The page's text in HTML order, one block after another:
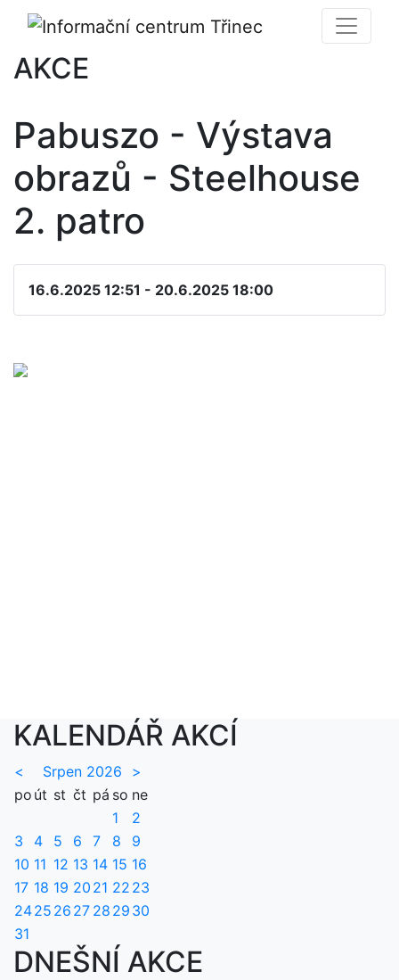
AKCE
Pabuszo - Výstava
obrazů - Steelhouse
2. patro
16.6.2025 12:51 - 20.6.2025 18:00
KALENDÁŘ AKCÍ
< Srpen 2026
>
po út st čt pá so ne
1
2
3
4 5 6 7 8
9
10 11 12 13 14 15 16
17 18 19 20 21 22 23
2425 26 27 28 29 30
31
DNEŠNÍ AKCE